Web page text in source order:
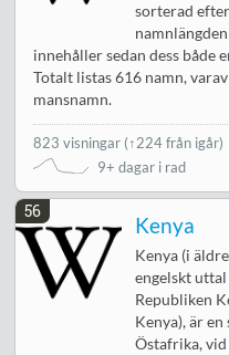
sorterad
innehåller sedan dess både
Totalt listas 616 namn,
mansnamn.
823 visningar (↑224 från igår)
9+ dagar i rad
56
Kenya
Kenya (i
engelskt
Republiken
Kenya), är
Östafrika, vid